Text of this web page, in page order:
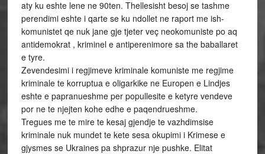
aty ku eshte lene ne 90ten. Thellesisht besoj se tashme
perendimi eshte i qarte se ku ndollet ne raport me ish-
komunistet qe nuk jane gje tjeter veç neokomuniste po aq
antidemokrat , kriminel e antiperenimore sa the baballaret
e tyre.
Zevendesimi i regjimeve kriminale komuniste me regjime
kriminale te korruptua e oligarkike ne Europen e Lindjes
eshte e papranueshme per popullesite e ketyre vendeve
por ne te njejten kohe edhe e paqendrueshme.
Tregues me te mire te kesaj gjendje te vazhdimsise
kriminale nuk mundet te kete sesa okupimi i Krimese e
gjysmes se Ukraines pa shprazur nje pushke. Elitat